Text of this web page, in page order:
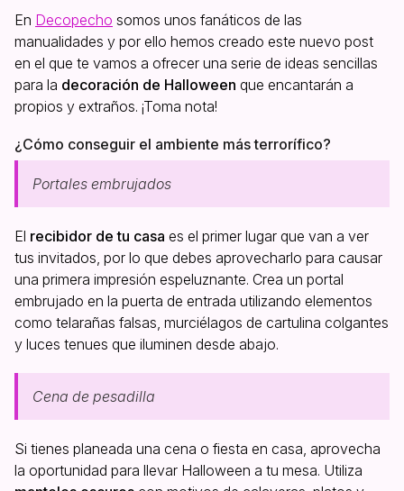
En Decopecho somos unos fanáticos de las
manualidades y por ello hemos creado este nuevo post
en el que te vamos a ofrecer una serie de ideas sencillas
para la decoración de Halloween que encantarán a
propios y extraños. ¡Toma nota!
¿Cómo conseguir el ambiente más terrorífico?
Portales embrujados
El recibidor de tu casa es el primer lugar que van a ver
tus invitados, por lo que debes aprovecharlo para causar
una primera impresión espeluznante. Crea un portal
embrujado en la puerta de entrada utilizando elementos
como telarañas falsas, murciélagos de cartulina colgantes
y luces tenues que iluminen desde abajo.
Cena de pesadilla
Si tienes planeada una cena o fiesta en casa, aprovecha
la oportunidad para llevar Halloween a tu mesa. Utiliza